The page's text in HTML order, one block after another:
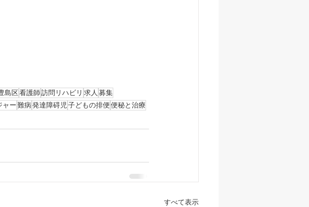
島区看護師訪問リハビリ 求人 募集
ャー難病発達障碍児 子どもの排便便秘と治療
すべて表示